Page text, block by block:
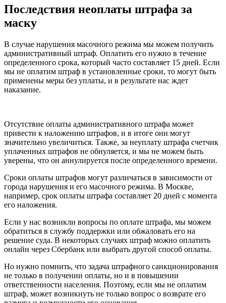
Последствия неоплаты штрафа за
маску
В случае нарушения масочного режима мы можем получить
административный штраф. Оплатить его нужно в течение
определенного срока, который часто составляет 15 дней. Если
мы не оплатим штраф в установленные сроки, то могут быть
применены меры без уплаты, и в результате нас ждет
наказание.
Отсутствие оплаты административного штрафа может
привести к наложению штрафов, и в итоге они могут
значительно увеличиться. Также, за неуплату штрафа счетчик
уплаченных штрафов не обнуляется, и мы не можем быть
уверены, что он аннулируется после определенного времени.
Сроки оплаты штрафов могут различаться в зависимости от
города нарушения и его масочного режима. В Москве,
например, срок оплаты штрафа составляет 20 дней с момента
его наложения.
Если у нас возникли вопросы по оплате штрафа, мы можем
обратиться в службу поддержки или обжаловать его на
решение суда. В некоторых случаях штраф можно оплатить
онлайн через Сбербанк или выбрать другой способ оплаты.
Но нужно помнить, что задача штрафного санкционирования
не только в получении оплаты, но и в повышении
ответственности населения. Поэтому, если мы не оплатим
штраф, может возникнуть не только вопрос о возврате его